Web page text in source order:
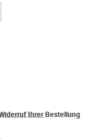
Ihrer Bestellung